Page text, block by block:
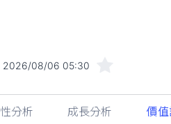
2026/08/06 05:30
分析 成長分析 價